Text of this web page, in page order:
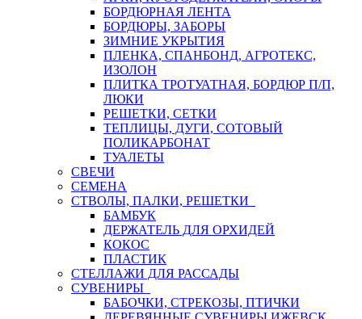
БОРДЮРНАЯ ЛЕНТА
БОРДЮРЫ, ЗАБОРЫ
ЗИМНИЕ УКРЫТИЯ
ПЛЕНКА, СПАНБОНД, АГРОТЕКС,
ИЗОЛОН
ПЛИТКА ТРОТУАТНАЯ, БОРДЮР П/П,
ЛЮКИ
РЕШЕТКИ, СЕТКИ
ТЕПЛИЦЫ, ДУГИ, СОТОВЫЙ
ПОЛИКАРБОНАТ
ТУАЛЕТЫ
СВЕЧИ
СЕМЕНА
СТВОЛЫ, ПАЛКИ, РЕШЕТКИ
БАМБУК
ДЕРЖАТЕЛЬ ДЛЯ ОРХИДЕЙ
КОКОС
ПЛАСТИК
СТЕЛЛАЖИ ДЛЯ РАССАДЫ
СУВЕНИРЫ
БАБОЧКИ, СТРЕКОЗЫ, ПТИЧКИ